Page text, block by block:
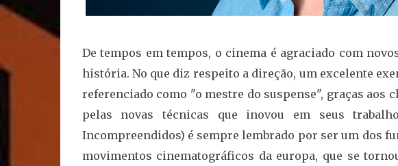
De tempos em tempos, o cinema é agraciado com
história. No que diz respeito a direção, um excelente
referenciado como "o mestre do suspense", graças aos
pelas novas técnicas que inovou em seus
Incompreendidos) é sempre lembrado por ser um dos
movimentos cinematográficos da europa, que se